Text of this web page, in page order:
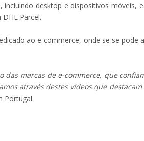
desktop e dispositivos móveis,
Parcel.
ao e-commerce, onde se se pode
marcas de e-commerce, que
através destes vídeos que
Portugal.